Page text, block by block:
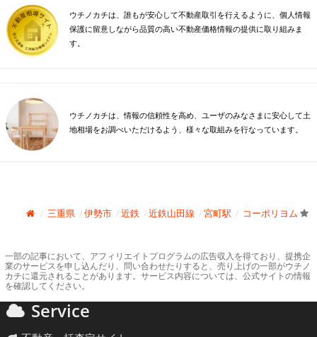
ウチノカチは、誰もが安心して不動産取引を行えるように、個人情報
保護に留意しながら品質の高い不動産価格情報の提供に取り組みま
す。
ウチノカチは、情報の信頼性を高め、ユーザのみなさまに安心して土
地相場をお調べいただけるよう、様々な取組みを行なっています。
三重県 伊勢市 近鉄 近鉄山田線 宮町駅 コーポリヨム
一部の記事において、アフィリエイトプログラムの広告収入を得ており、提携企
業のサービスを申し込んだり、問い合わせたりすると、売り上げの一部がウチノ
カチに還元されることがあります。サービス内容については、公式サイトの情報
を確認してください。
Service